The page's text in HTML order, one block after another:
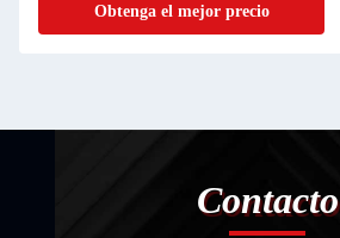
Obtenga el mejor precio
Contacto